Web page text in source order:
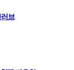
브